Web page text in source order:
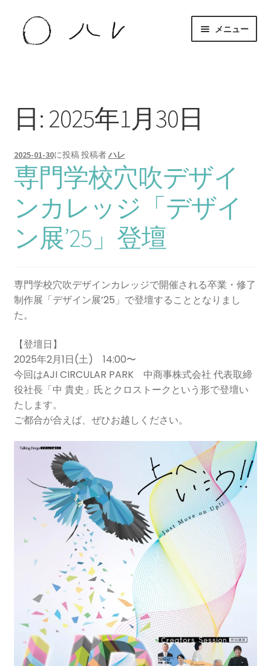
ビ
ン
へ
キ
ッ
プ
ン
ス
キ
プ
メニュー
news
日: 2025年1月30日
2025-01-30に投稿投稿者ハレ
専門学校穴吹デザイ
ンカレッジ「デザイ
ン展’25」登壇
専門学校穴吹デザインカレッジで開催される卒業・修了
制作展「デザイン展’25」で登壇することとなりまし
た。
【登壇日】
2025年2月1日(土) 14:00〜
今回はAJI CIRCULAR PARK 中商事株式会社 代表取締
役社長「中 貴史」氏とクロストークという形で登壇い
たします。
ご都合が合えば、ぜひお越しください。